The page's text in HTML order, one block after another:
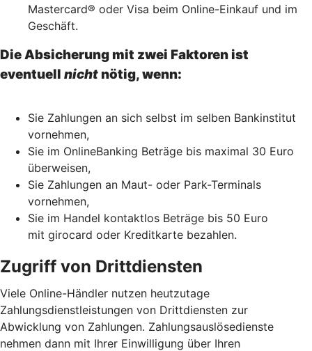
Mastercard® oder Visa beim Online-Einkauf und im
Geschäft.
Die Absicherung mit zwei Faktoren ist
eventuell nicht nötig, wenn:
Sie Zahlungen an sich selbst im selben Bankinstitut
vornehmen,
Sie im OnlineBanking Beträge bis maximal 30 Euro
überweisen,
Sie Zahlungen an Maut- oder Park-Terminals
vornehmen,
Sie im Handel kontaktlos Beträge bis 50 Euro
mit girocard oder Kreditkarte bezahlen.
Zugriff von Drittdiensten
Viele Online-Händler nutzen heutzutage
Zahlungsdienstleistungen von Drittdiensten zur
Abwicklung von Zahlungen. Zahlungsauslösedienste
nehmen dann mit Ihrer Einwilligung über Ihren